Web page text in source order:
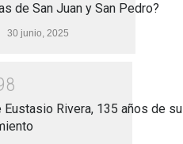
de San Juan y San Pedro?
30 junio, 2025
8
Rivera, 135 años de su